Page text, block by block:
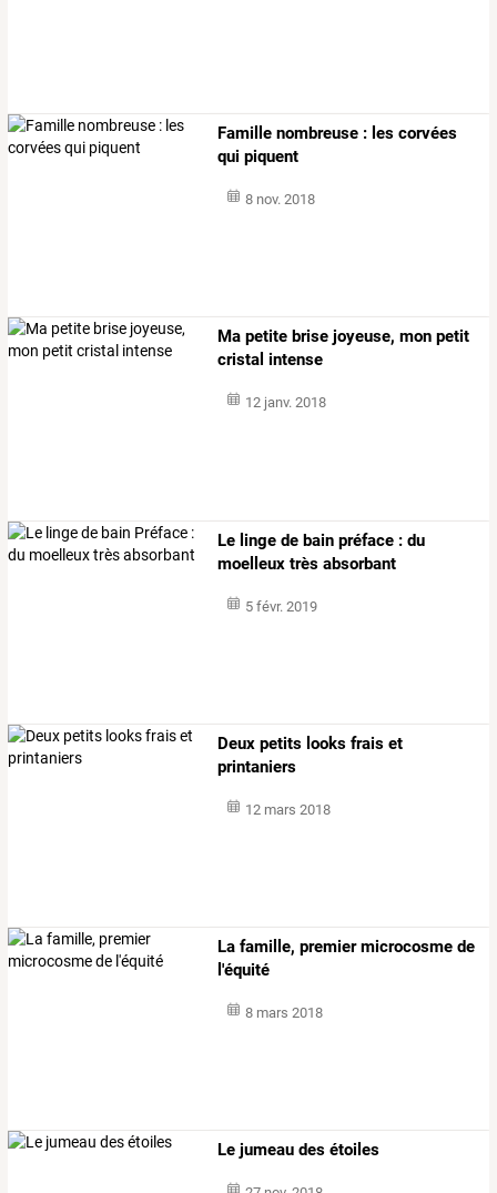
Famille nombreuse : les corvées
qui piquent
8 nov. 2018
Ma petite brise joyeuse, mon petit
cristal intense
12 janv. 2018
Le linge de bain préface : du
moelleux très absorbant
5 févr. 2019
Deux petits looks frais et
printaniers
12 mars 2018
La famille, premier microcosme de
l'équité
8 mars 2018
Le jumeau des étoiles